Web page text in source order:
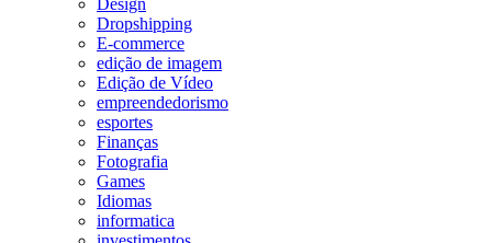
Design
Dropshipping
E-commerce
edição de imagem
Edição de Vídeo
empreendedorismo
esportes
Finanças
Fotografia
Games
Idiomas
informatica